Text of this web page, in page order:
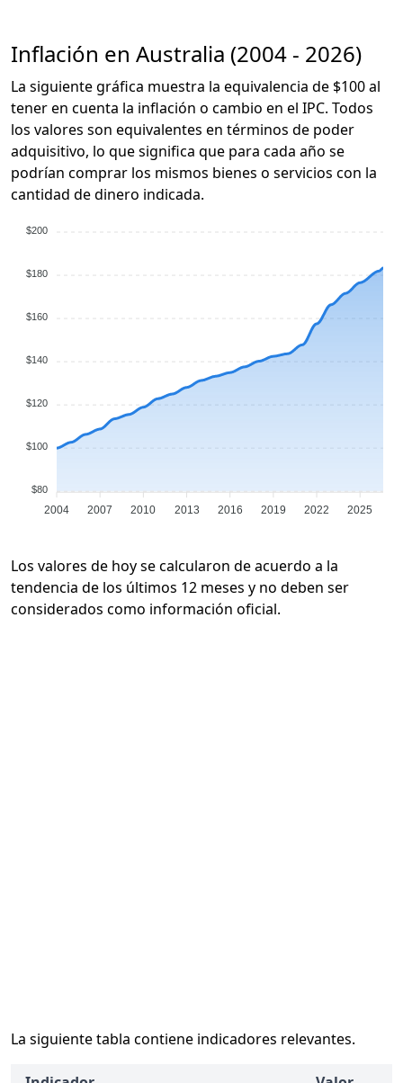
Inflación en Australia (2004 - 2026)
La siguiente gráfica muestra la equivalencia de $100 al
tener en cuenta la inflación o cambio en el IPC. Todos
los valores son equivalentes en términos de poder
adquisitivo, lo que significa que para cada año se
podrían comprar los mismos bienes o servicios con la
cantidad de dinero indicada.
$200
$180
$160
$140
$120
$100
$80
2004 2007 2010 2013 2016 2019 2022 2025
Los valores de hoy se calcularon de acuerdo a la
tendencia de los últimos 12 meses y no deben ser
considerados como información oficial.
La siguiente tabla contiene indicadores relevantes.